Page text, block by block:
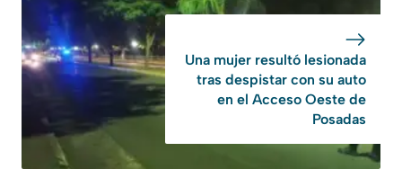
Una mujer resultó lesionada
tras despistar con su auto
en el Acceso Oeste de
Posadas